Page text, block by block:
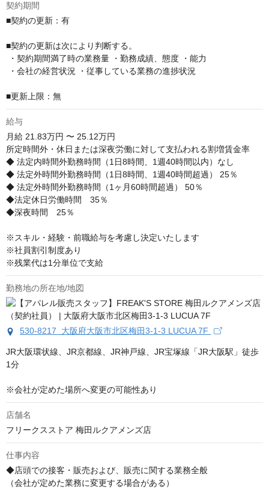
契約期間
■契約の更新：有
■契約の更新は次により判断する。
■更新上限：無
給与
月給 21.83万円 〜 25.12万円
所定時間外・休日または深夜労働に対して支払われる割増賃金率
◆ 法定内時間外勤務時間（1日8時間、1週40時間以内）なし
◆ 法定外時間外勤務時間（1日8時間、1週40時間超過） 25％
◆ 法定外時間外勤務時間（1ヶ月60時間超過） 50％
◆法定休日労働時間　35％
◆深夜時間　25％
※スキル・経験・前職給与を考慮し決定いたします
※社員割引制度あり
※残業代は1分単位で支給
勤務地の所在地/地図
530-8217 大阪府大阪市北区梅田3-1-3 LUCUA 7F
JR大阪環状線、JR京都線、JR神戸線、JR宝塚線「JR大阪駅」徒歩
1分
※会社が定めた場所へ変更の可能性あり
店舗名
フリークスストア 梅田ルクアメンズ店
仕事内容
◆店頭での接客・販売および、販売に関する業務全般
（会社が定めた業務に変更する場合がある）